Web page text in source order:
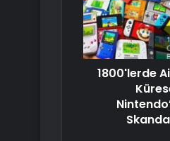
1800'lerde